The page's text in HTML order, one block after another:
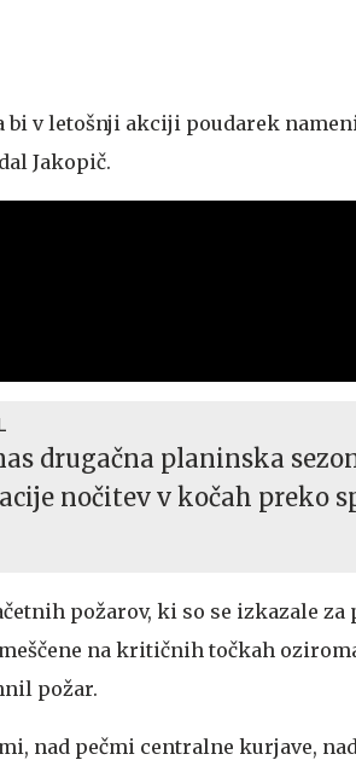
bi v letošnji akciji poudarek
Jakopič.
drugačna planinska
nočitev v kočah preko
požarov, ki so se izkazale
na kritičnih točkah
požar.
nad pečmi centralne kurjave,